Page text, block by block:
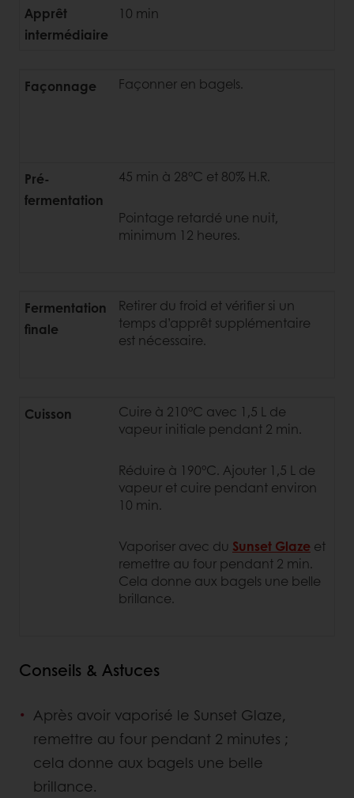
Apprêt
intermédiaire
10 min
Façonnage Façonner en bagels.
Pré-
fermentation
45 min à 28°C et 80% H.R.
Pointage retardé une nuit,
minimum 12 heures.
Fermentation
finale
Retirer du froid et vérifier si un
temps d’apprêt supplémentaire
est nécessaire.
Cuisson
Cuire à 210°C avec 1,5 L de
vapeur initiale pendant 2 min.
Réduire à 190°C. Ajouter 1,5 L de
vapeur et cuire pendant environ
10 min.
Vaporiser avec du Sunset Glaze et
remettre au four pendant 2 min.
Cela donne aux bagels une belle
brillance.
Conseils & Astuces
Après avoir vaporisé le Sunset Glaze,
remettre au four pendant 2 minutes ;
cela donne aux bagels une belle
brillance.